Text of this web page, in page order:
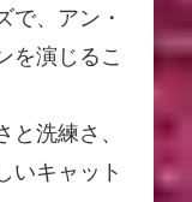
で、アン・
を演じるこ
洗練さ、
いキャット